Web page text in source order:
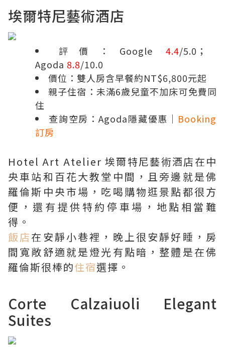
埃爾特尼藝術酒店
評價：Google 4.4/5.0；
Agoda 8.8/10.0
價位：雙人房含早餐約NT$6,800元起
親子住宿：未滿6歲兒童不加床可免費同
住
查詢空房：Agoda隱藏優惠 ｜ Booking
訂房
Hotel Art Atelier 埃爾特尼藝術酒店在中
央車站和百花大教堂中間，且旁邊就是佛
羅倫斯中央市場，吃喝購物逛景點都很方
便，還有提供特約停車場，地點相當難
得。
飯店在安靜小巷裡，晚上很安靜好睡，房
間寬敞舒適就是燈光有點暗，整體是在佛
羅倫斯很棒的住宿選擇。
Corte Calzaiuoli Elegant
Suites